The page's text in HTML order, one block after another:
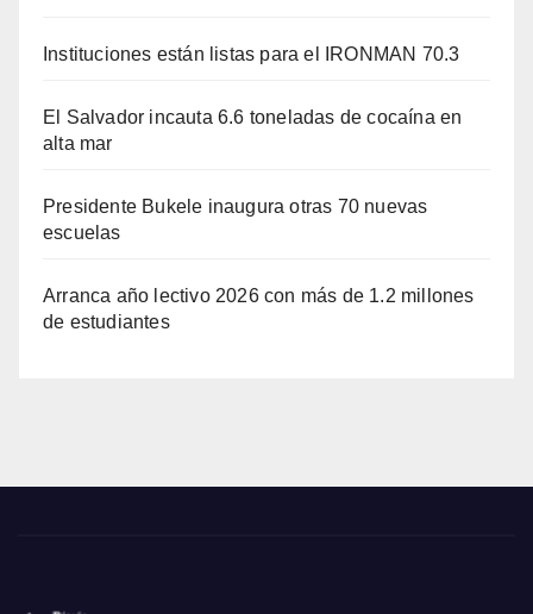
Instituciones están listas para el IRONMAN 70.3
El Salvador incauta 6.6 toneladas de cocaína en
alta mar
Presidente Bukele inaugura otras 70 nuevas
escuelas
Arranca año lectivo 2026 con más de 1.2 millones
de estudiantes